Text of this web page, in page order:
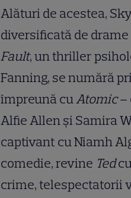
Alături de acestea,
diversificată de
Fault, un thriller
Fanning, se numără
împreună cuAtomic–
Alfie Allen și Samira
captivant cu Niamh
comedie, revine Ted
crime, telespectatorii